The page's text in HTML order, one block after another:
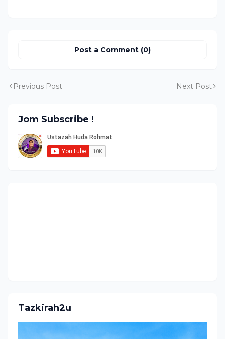
Post a Comment (0)
Previous Post Next Post
Jom Subscribe !
Tazkirah2u